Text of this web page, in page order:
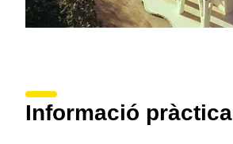
Informació pràctica